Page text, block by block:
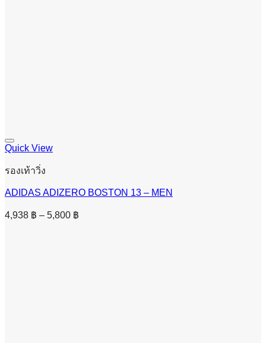
Quick View
รองเท้าวิ่ง
ADIDAS ADIZERO BOSTON 13 – MEN
4,938 ฿ – 5,800 ฿